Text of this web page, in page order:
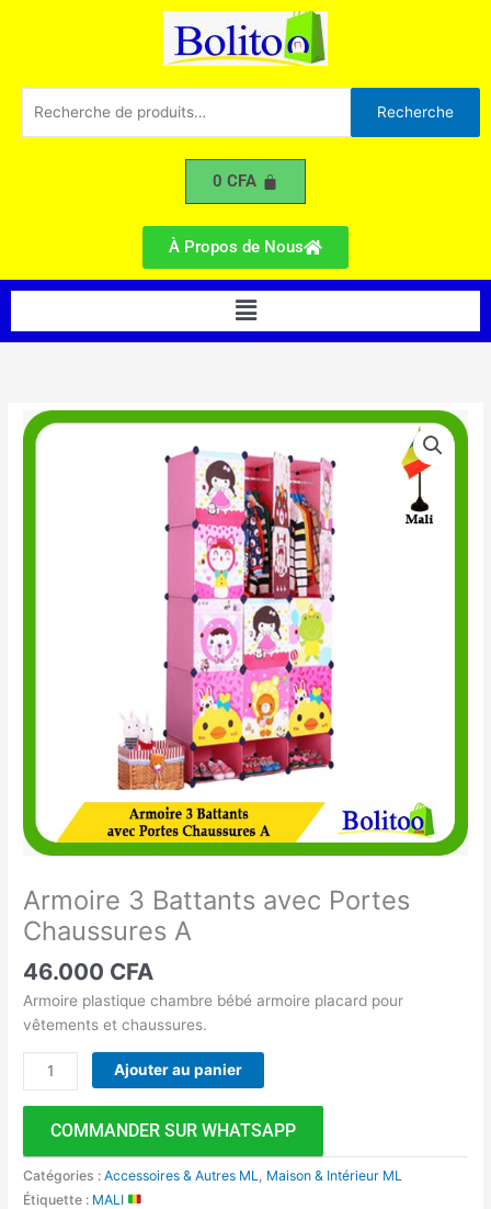
pour :
Recherche
0CFA
À Propos de Nous
Menu
Armoire 3 Battants avec Portes
Chaussures A
46.000 CFA
Armoire plastique chambre bébé armoire placard pour
vêtements et chaussures.
quantité
de
Ajouter au panier
COMMANDER SUR WHATSAPP
Catégories :Accessoires & Autres ML
Maison & Intérieur ML
Étiquette : MALI